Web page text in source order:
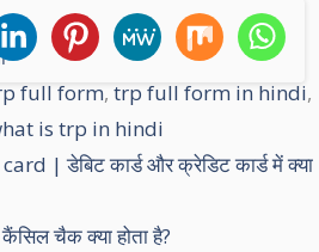
full form,trp full form in hindi,
is trp in hindi
| डेबिट कार्ड और क्रेडिट कार्ड में क्‍या
चैक क्‍या होता है?